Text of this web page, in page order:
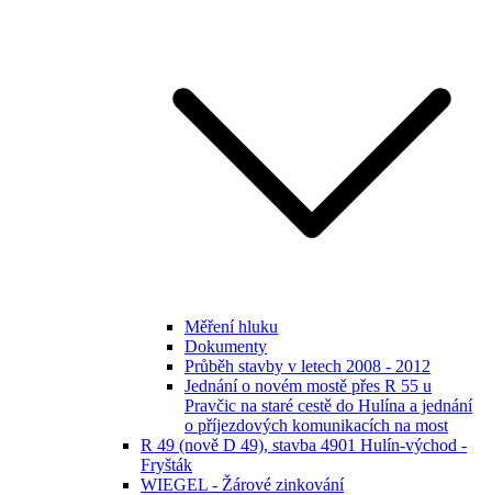
Měření hluku
Dokumenty
Průběh stavby v letech 2008 - 2012
Jednání o novém mostě přes R 55 u
Pravčic na staré cestě do Hulína a jednání
o příjezdových komunikacích na most
R 49 (nově D 49), stavba 4901 Hulín-východ -
Fryšták
WIEGEL - Žárové zinkování